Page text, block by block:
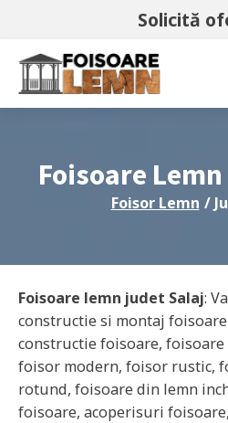
Solicită
Foisoare
Foisor Lemn /
Foisoare lemn judet Salaj:
constructie si montaj
constructie foisoare,
foisor modern, foisor rustic,
rotund, foisoare din lemn
foisoare, acoperisuri